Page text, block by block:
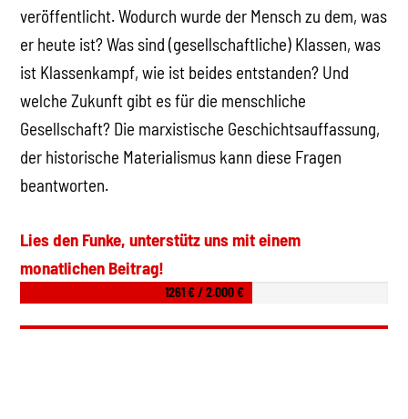
veröffentlicht. Wodurch wurde der Mensch zu dem, was
er heute ist? Was sind (gesellschaftliche) Klassen, was
ist Klassenkampf, wie ist beides entstanden? Und
welche Zukunft gibt es für die menschliche
Gesellschaft? Die marxistische Geschichtsauffassung,
der historische Materialismus kann diese Fragen
beantworten.
Lies den Funke, unterstütz uns mit einem
monatlichen Beitrag!
1261 € / 2.000 €